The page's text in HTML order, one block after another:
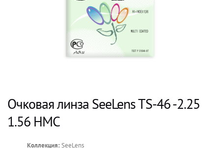
Очковая линза SeeLens TS-46 -2.25
1.56 HMC
Коллекция: SeeLens